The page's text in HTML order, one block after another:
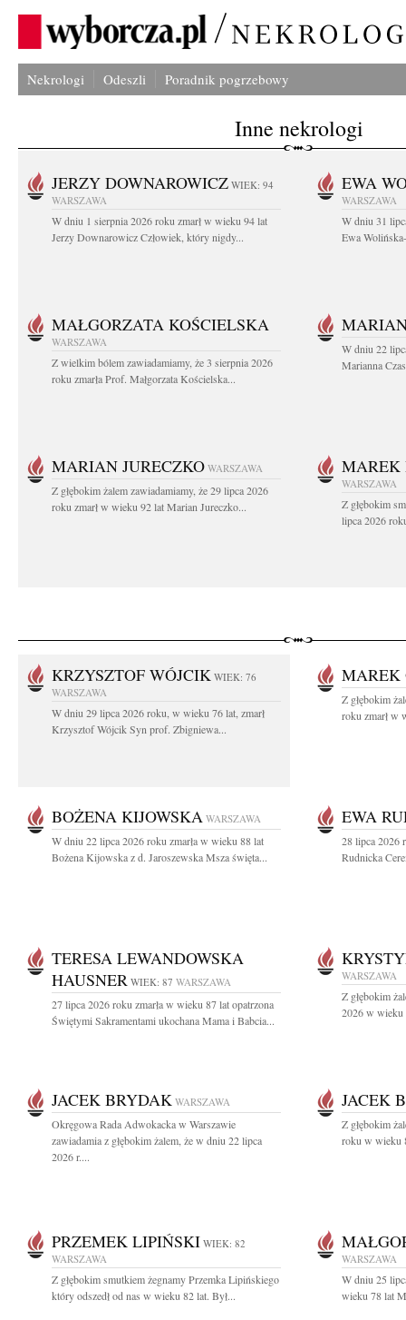
Nekrologi Odeszli Poradnik pogrzebowy
Inne nekrologi
JERZY DOWNAROWICZ WIEK: 94
WARSZAWA
W dniu 1 sierpnia 2026 roku zmarł w wieku 94 lat
Jerzy Downarowicz Człowiek, który nigdy...
EWA
WARSZAWA
W dniu 31
Ewa
MAŁGORZATA KOŚCIELSKA
WARSZAWA
Z wielkim bólem zawiadamiamy, że 3 sierpnia 2026
roku zmarła Prof. Małgorzata Kościelska...
W dniu 22
Marianna
MARIAN JURECZKO WARSZAWA
Z głębokim żalem zawiadamiamy, że 29 lipca 2026
roku zmarł w wieku 92 lat Marian Jureczko...
MAREK
WARSZAWA
Z głębokim
lipca 2026
KRZYSZTOF WÓJCIK WIEK: 76
WARSZAWA
W dniu 29 lipca 2026 roku, w wieku 76 lat, zmarł
Krzysztof Wójcik Syn prof. Zbigniewa...
MAREK
Z głębokim
roku zmarł w
BOŻENA KIJOWSKA WARSZAWA
W dniu 22 lipca 2026 roku zmarła w wieku 88 lat
Bożena Kijowska z d. Jaroszewska Msza święta...
EWA
28 lipca 2026
Rudnicka
TERESA LEWANDOWSKA
HAUSNER WIEK: 87 WARSZAWA
27 lipca 2026 roku zmarła w wieku 87 lat opatrzona
Świętymi Sakramentami ukochana Mama i Babcia...
WARSZAWA
Z głębokim
2026 w wieku
JACEK BRYDAK WARSZAWA
Okręgowa Rada Adwokacka w Warszawie
zawiadamia z głębokim żalem, że w dniu 22 lipca
2026 r....
JACEK
Z głębokim
roku w wieku
PRZEMEK LIPIŃSKI WIEK: 82
WARSZAWA
Z głębokim smutkiem żegnamy Przemka Lipińskiego
który odszedł od nas w wieku 82 lat. Był...
WARSZAWA
W dniu 25
wieku 78 lat